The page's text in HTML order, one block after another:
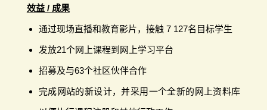
效益 / 成果
通过现场直播和教育影片，接触 7 127名目标学生
发放21个网上课程到网上学习平台
招募及与63个社区伙伴合作
完成网站的新设计，并采用一个全新的网上资料库